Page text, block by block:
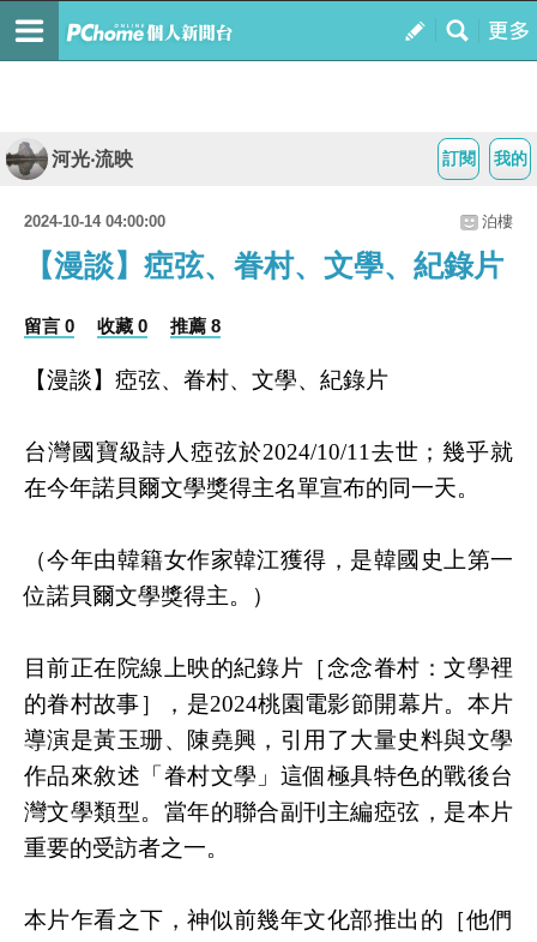
我的
訂閱
河光‧流映
2024-10-14 04:00:00 泊樓
【漫談】瘂弦、眷村、文學、紀錄片
留言 0 收藏 0 推薦 8
【漫談】瘂弦、眷村、文學、紀錄片
台灣國寶級詩人瘂弦於2024/10/11去世；幾乎就
在今年諾貝爾文學獎得主名單宣布的同一天。
（今年由韓籍女作家韓江獲得，是韓國史上第一
位諾貝爾文學獎得主。）
目前正在院線上映的紀錄片［念念眷村：文學裡
的眷村故事］，是2024桃園電影節開幕片。本片
導演是黃玉珊、陳堯興，引用了大量史料與文學
作品來敘述「眷村文學」這個極具特色的戰後台
灣文學類型。當年的聯合副刊主編瘂弦，是本片
重要的受訪者之一。
本片乍看之下，神似前幾年文化部推出的［他們